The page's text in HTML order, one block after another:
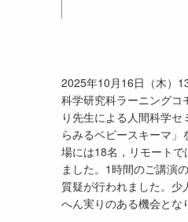
2025年10月16日（木）
科学研究科ラーニングコ
り先生による人間科学
らみるベビースキーマ」
場には18名，リモートで
ました。1時間のご講演
質疑が行われました。少
へん実りのある機会とな